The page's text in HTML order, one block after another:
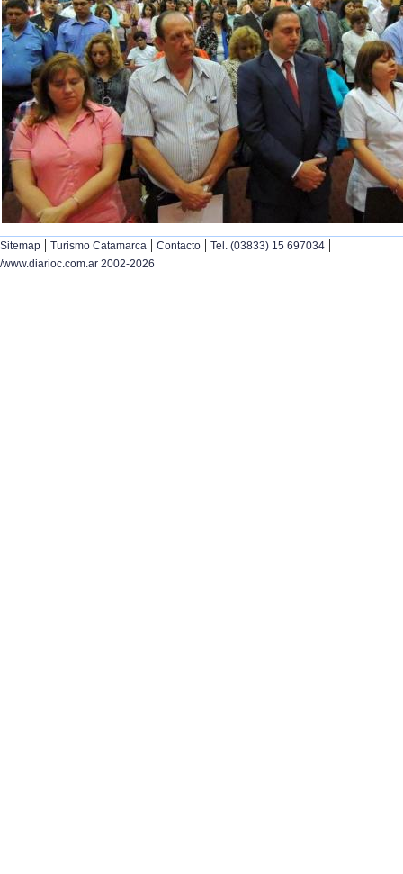
Sitemap | Turismo Catamarca | Contacto | Tel. (03833) 15 697034 |
/www.diarioc.com.ar 2002-2026